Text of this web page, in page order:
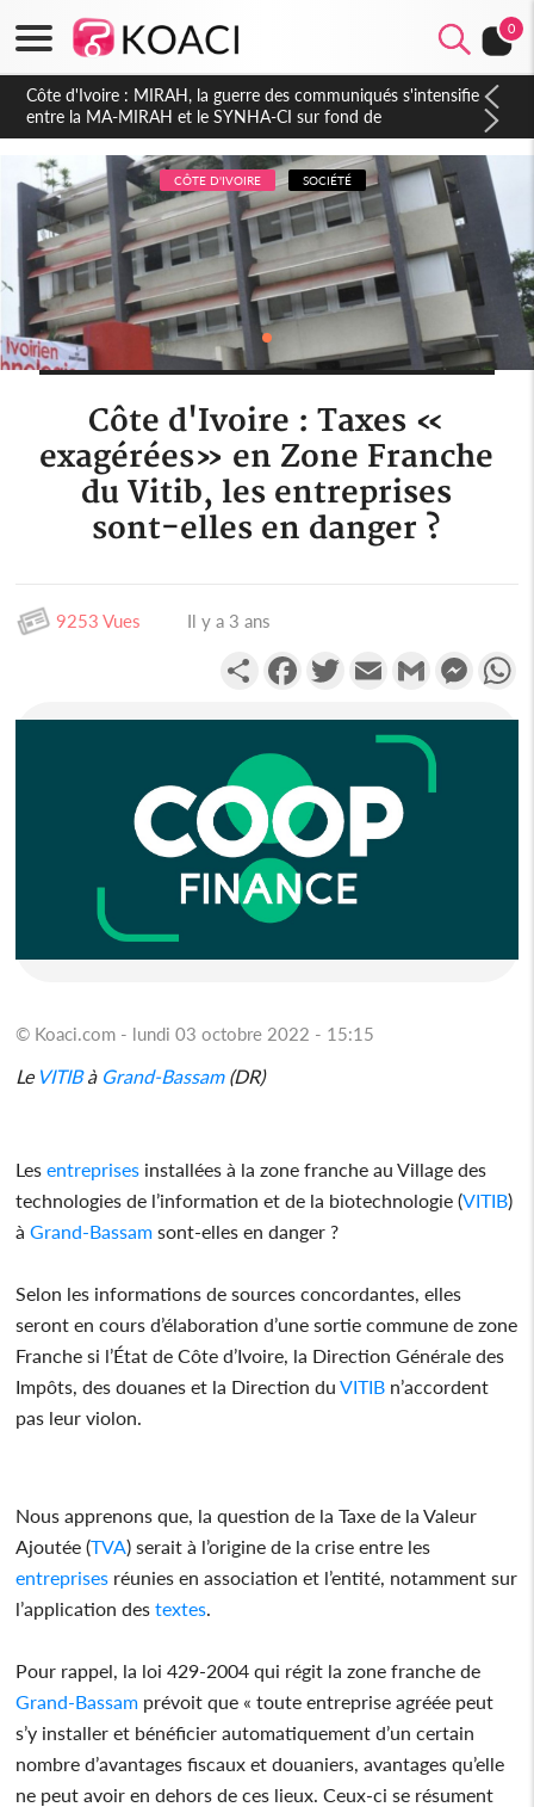
0
Côte d'Ivoire : Indépendance 2026, Thiam plaide pour un
environnement démocratique plus apaisé
CÔTE D'IVOIRE SOCIÉTÉ
Côte d'Ivoire : Taxes «
exagérées» en Zone Franche
du Vitib, les entreprises
sont-elles en danger ?
9253 Vues Il y a 3 ans
PartagerFacebookTwitterEmail Gmail
© Koaci.com - lundi 03 octobre 2022 - 15:15
Le VITIBà Grand-Bassam(DR)
Lesentreprises installées à la zone franche au Village des
technologies de l’information et de la biotechnologie (VITIB)
àGrand-Bassam sont-elles en danger ?
Selon les informations de sources concordantes, elles
seront en cours d’élaboration d’une sortie commune de zone
Franche si l’État de Côte d’Ivoire, la Direction Générale des
Impôts, des douanes et la Direction duVITIB n’accordent
pas leur violon.
Nous apprenons que, la question de la Taxe de la Valeur
Ajoutée (TVA) serait à l’origine de la crise entre les
entreprises réunies en association et l’entité, notamment sur
l’application destextes
Pour rappel, la loi 429-2004 qui régit la zone franche de
Grand-Bassam prévoit que « toute entreprise agréée peut
s’y installer et bénéficier automatiquement d’un certain
nombre d’avantages fiscaux et douaniers, avantages qu’elle
ne peut avoir en dehors de ces lieux. Ceux-ci se résument